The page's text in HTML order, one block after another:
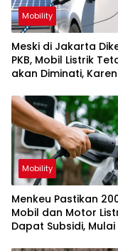
Mobility
Meski di Jakarta
PKB, Mobil Listrik
akan Diminati,
Mobility
Menkeu Pastikan
Mobil dan Motor
Dapat Subsidi, Mulai